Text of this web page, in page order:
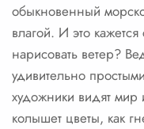
обыкновенный
влагой. И это
нарисовать ветер?
удивительно
художники видят
колышет цветы, как